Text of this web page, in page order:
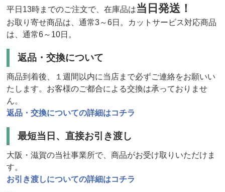
平日13時までのご注文で、在庫品は当日発送！
お取り寄せ商品は、通常3～6日。カットサービス対応商品
は、通常6～10日。
返品・交換について
商品到着後、１週間以内に当店まで必ずご連絡をお願いい
たします。お客様のご都合による交換は承っておりませ
ん。
返品・交換についての詳細はコチラ
最短当日、直接お引き渡し
大阪・滋賀の当社事業所で、商品がお受け取りいただけま
す。
お引き渡しについての詳細はコチラ